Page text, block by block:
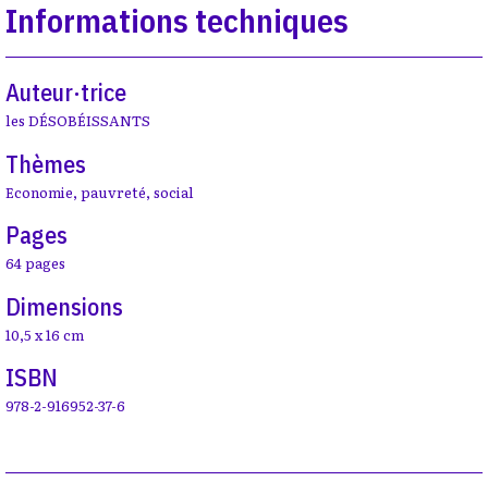
Informations techniques
Auteur·trice
les DÉSOBÉISSANTS
Thèmes
Economie, pauvreté, social
Pages
64 pages
Dimensions
10,5 x 16 cm
ISBN
978-2-916952-37-6